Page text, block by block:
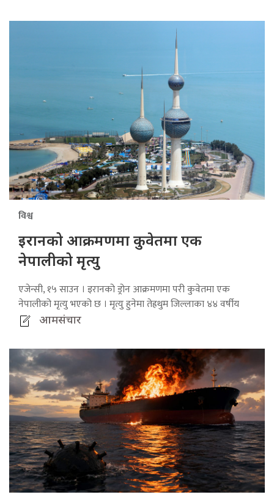
विश्व
इरानको आक्रमणमा कुवेतमा एक
नेपालीको मृत्यु
एजेन्सी, १५ साउन । इरानको ड्रोन आक्रमणमा परी कुवेतमा एक
नेपालीको मृत्यु भएको छ । मृत्यु हुनेमा तेह्रथुम जिल्लाका ४४ वर्षीय
आमसंचार